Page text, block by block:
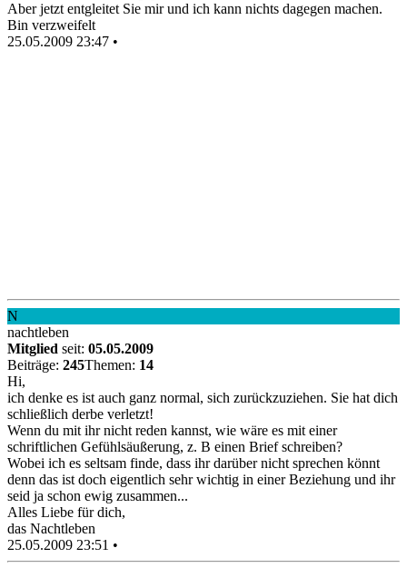
Aber jetzt entgleitet Sie mir und ich kann nichts dagegen machen.
Bin verzweifelt
25.05.2009 23:47 •
N
nachtleben
Mitglied seit: 05.05.2009
Beiträge: 245Themen: 14
Hi,
ich denke es ist auch ganz normal, sich zurückzuziehen. Sie hat dich
schließlich derbe verletzt!
Wenn du mit ihr nicht reden kannst, wie wäre es mit einer
schriftlichen Gefühlsäußerung, z. B einen Brief schreiben?
Wobei ich es seltsam finde, dass ihr darüber nicht sprechen könnt
denn das ist doch eigentlich sehr wichtig in einer Beziehung und ihr
seid ja schon ewig zusammen...
Alles Liebe für dich,
das Nachtleben
25.05.2009 23:51 •